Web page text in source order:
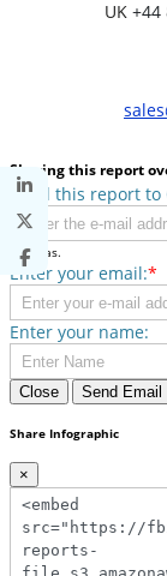
UK +44
Sharing this report
Send this report
commas.
Enter your email:*
Enter your name:
Close Send Email
Share Infographic
×